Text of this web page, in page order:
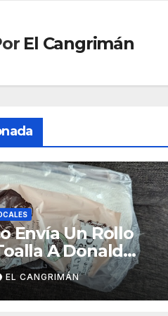
El Cangrimán
Envía Un Rollo
A Donald
Use Las Hojas
EL CANGRIMÁN